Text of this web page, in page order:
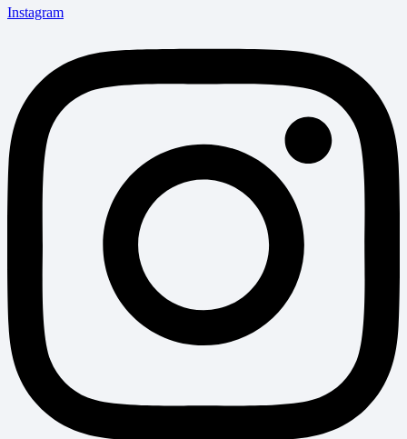
Instagram